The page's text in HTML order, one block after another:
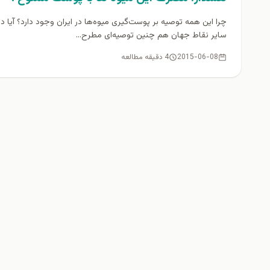
چرا این همه توصیه بر پوست‌گیری میوه‌ها در ایران وجود دارد؟ آیا
سایر نقاط جهان هم چنین توصیه‌ای مطرح...
2015-06-08 4 دقیقه مطالعه